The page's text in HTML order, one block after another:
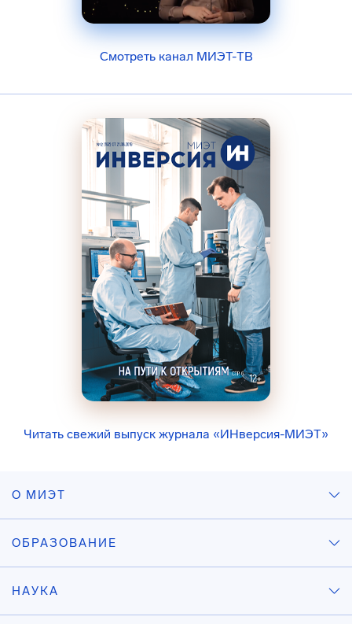
Смотреть канал МИЭТ-ТВ
Читать свежий выпуск журнала «ИНверсия-МИЭТ»
О МИЭТ
ОБРАЗОВАНИЕ
НАУКА